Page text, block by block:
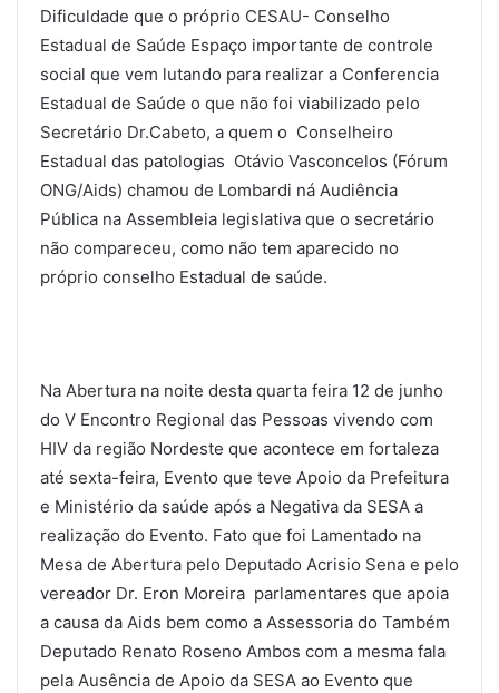
Dificuldade que o próprio CESAU- Conselho
Estadual de Saúde Espaço importante de controle
social que vem lutando para realizar a Conferencia
Estadual de Saúde o que não foi viabilizado pelo
Secretário Dr.Cabeto, a quem o Conselheiro
Estadual das patologias Otávio Vasconcelos (Fórum
ONG/Aids) chamou de Lombardi ná Audiência
Pública na Assembleia legislativa que o secretário
não compareceu, como não tem aparecido no
próprio conselho Estadual de saúde.
Na Abertura na noite desta quarta feira 12 de junho
do V Encontro Regional das Pessoas vivendo com
HIV da região Nordeste que acontece em fortaleza
até sexta-feira, Evento que teve Apoio da Prefeitura
e Ministério da saúde após a Negativa da SESA a
realização do Evento. Fato que foi Lamentado na
Mesa de Abertura pelo Deputado Acrisio Sena e pelo
vereador Dr. Eron Moreira parlamentares que apoia
a causa da Aids bem como a Assessoria do Também
Deputado Renato Roseno Ambos com a mesma fala
pela Ausência de Apoio da SESA ao Evento que